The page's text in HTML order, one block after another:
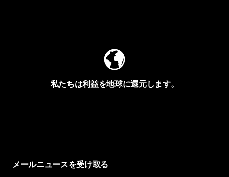
私たちは利益を地球に還元します。
メールニュースを受け取る